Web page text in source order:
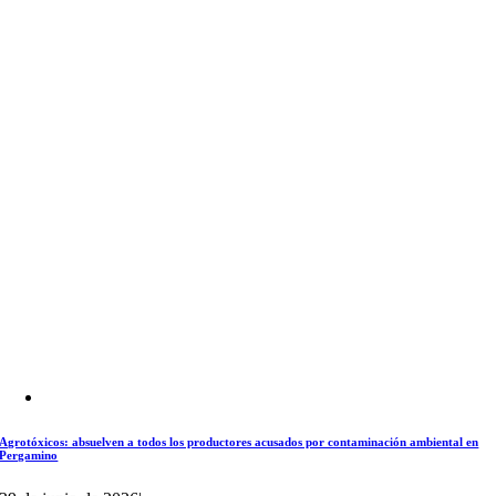
Agrotóxicos: absuelven a todos los productores acusados por contaminación ambiental en
Pergamino